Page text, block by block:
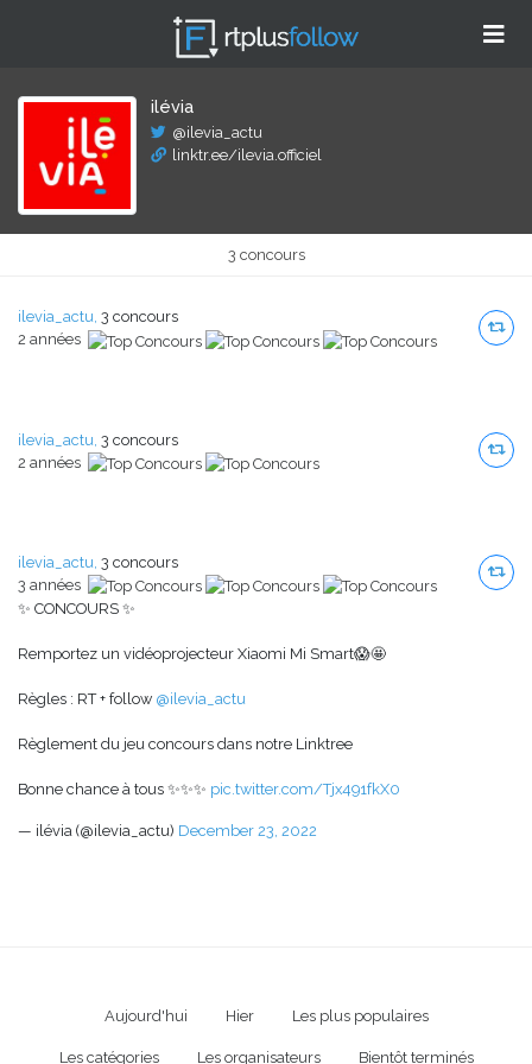
ilévia
@ilevia_actu
linktr.ee/ilevia.officiel
3 concours
ilevia_actu, 3 concours
2 années
ilevia_actu, 3 concours
2 années
ilevia_actu, 3 concours
3 années
✨ CONCOURS ✨
Remportez un vidéoprojecteur Xiaomi Mi Smart😱🤩
Règles : RT + follow @ilevia_actu
Règlement du jeu concours dans notre Linktree
Bonne chance à tous ✨✨✨ pic.twitter.com/Tjx491fkX0
— ilévia (@ilevia_actu) December 23, 2022
Aujourd'hui Hier Les plus populaires
Les catégories Les organisateurs Bientôt terminés